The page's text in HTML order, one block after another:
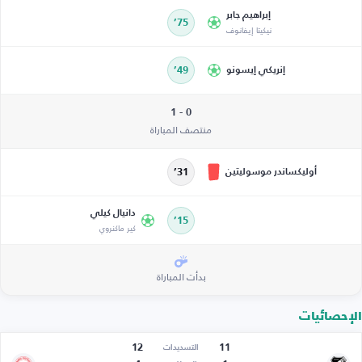
إبراهيم جابر
نيكيتا إيفانوف 75’
إنريكي إيسونو 49’
0 - 1
منتصف المباراة
أوليكساندر موسوليتين 31’
15’
دانيال كيلي
كير ماكنروي
بدأت المباراة
الإحصائيات
11 التسديدات
12